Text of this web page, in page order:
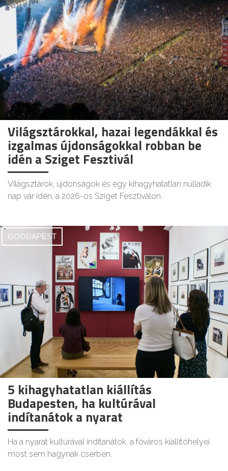
Világsztárokkal, hazai legendákkal és
izgalmas újdonságokkal robban be
idén a Sziget Fesztivál
Világsztárok, újdonságok és egy kihagyhatatlan nulladik
nap vár idén, a 2026-os Sziget Fesztiválon.
GOODAPEST
5 kihagyhatatlan kiállítás
Budapesten, ha kultúrával
indítanátok a nyarat
Ha a nyarat kultúrával indítanátok, a főváros kiállítóhelyei
most sem hagynak cserben.